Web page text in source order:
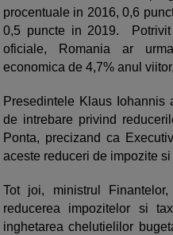
procentuale in 2016, 0,6
0,5 puncte in 2019.
oficiale, Romania ar
economica de 4,7% anul
Presedintele Klaus
de intrebare privind
Ponta, precizand ca
aceste reduceri de impozite si
Tot joi, ministrul
reducerea impozitelor si
inghetarea chelutielilor